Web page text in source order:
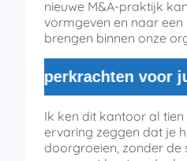
nieuwe M&A-praktijk
vormgeven en naar
brengen binnen onze
voor
Ik ken dit kantoor al
ervaring zeggen dat je
doorgroeien, zonder de